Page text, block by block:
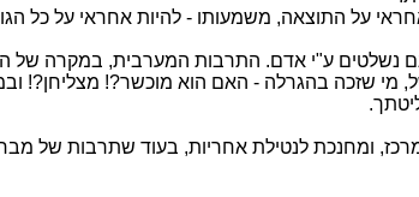
על התוצאה, משמעותו - להיות אחראי על כל
נשלטים ע"י אדם. התרבות המערבית, במקרה
מי שזכה בהגרלה - האם הוא מוכשר?! מצליחן?!
ומחנכת לנטילת אחריות, בעוד שתרבות של